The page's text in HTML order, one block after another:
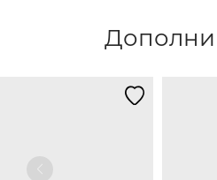
Дополни